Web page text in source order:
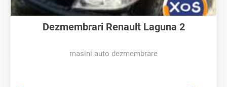
Dezmembrari Renault Laguna 2
masini auto dezmembrare